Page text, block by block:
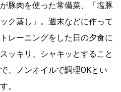
豚肉を使った常備菜、「塩豚
ク蒸し」。週末などに作って
レーニングをした日の夕食に
ッキリ、シャキッとすること
、ノンオイルで調理OKとい
。